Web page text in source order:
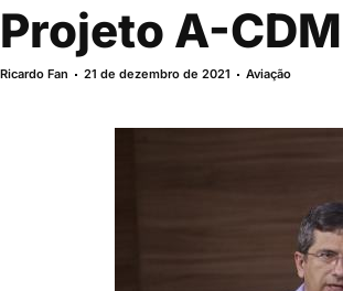
Projeto A-CDM
Ricardo Fan 21 de dezembro de 2021 Aviação